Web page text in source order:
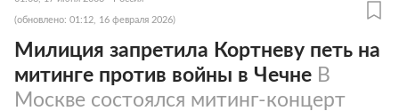
(обновлено: 01:12, 16 февраля 2026)
Милиция запретила Кортневу петь на
митинге против войны в Чечне В
Москве состоялся митинг-концерт